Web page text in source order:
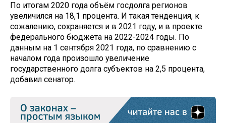
По итогам 2020 года объём госдолга регионов
увеличился на 18,1 процента. И такая тенденция, к
сожалению, сохраняется и в 2021 году, и в проекте
федерального бюджета на 2022-2024 годы. По
данным на 1 сентября 2021 года, по сравнению с
началом года произошло увеличение
государственного долга субъектов на 2,5 процента,
добавил сенатор.